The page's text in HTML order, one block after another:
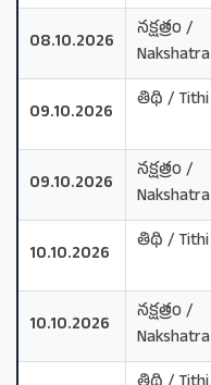
08.10.2026
నక్షత్రం /
Nakshatra
09.10.2026
తిథి / Tithi
09.10.2026
నక్షత్రం /
Nakshatra
10.10.2026
తిథి / Tithi
10.10.2026
నక్షత్రం /
Nakshatra